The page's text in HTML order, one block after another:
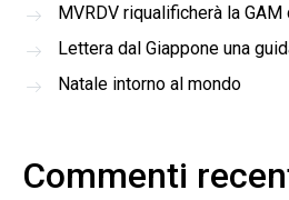
MVRDV riqualificherà la GAM
Lettera dal Giappone una
Natale intorno al mondo
Commenti